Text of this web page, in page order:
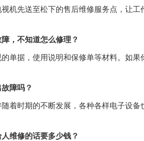
，不知道怎么修理？
障吗？
维修的话要多少钱？